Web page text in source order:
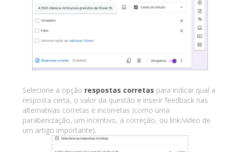
Selecione a opção respostas corretas para indicar qual a
resposta certa, o valor da questão e inserir feedback nas
alternativas corretas e incorretas (como uma
parabenização, um incentivo, a correção, ou link/vídeo de
um artigo importante).